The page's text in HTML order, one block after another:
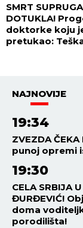
SMRT
DOTUKLA!
doktorke koju
pretukao:
NAJNOVIJE
19:34
ZVEZDA
punoj opremi
19:30
CELA SRBIJA
ĐURĐEVIĆ!
doma
porodilišta!